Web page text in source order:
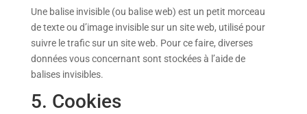
Une balise invisible (ou balise web) est un petit morceau
de texte ou d’image invisible sur un site web, utilisé pour
suivre le trafic sur un site web. Pour ce faire, diverses
données vous concernant sont stockées à l’aide de
balises invisibles.
5. Cookies